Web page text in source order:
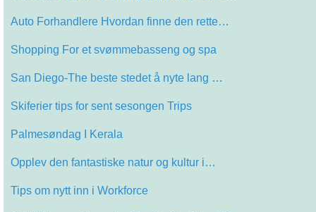
Auto Forhandlere Hvordan finne den rette…
Shopping For et svømmebasseng og spa
San Diego-The beste stedet å nyte lang …
Skiferier tips for sent sesongen Trips
Palmesøndag I Kerala
Opplev den fantastiske natur og kultur i…
Tips om nytt inn i Workforce